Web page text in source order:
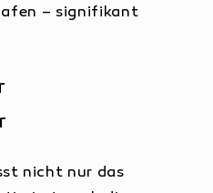
– signifikant
nicht nur das